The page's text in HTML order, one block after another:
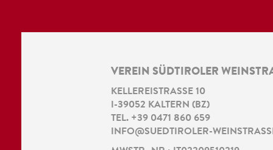
VEREIN SÜDTIROLER
KELLEREISTRASSE 10
-39052 KALTERN (BZ)
TEL. +39 0471 860 659
INFO@SUEDTIROLER-